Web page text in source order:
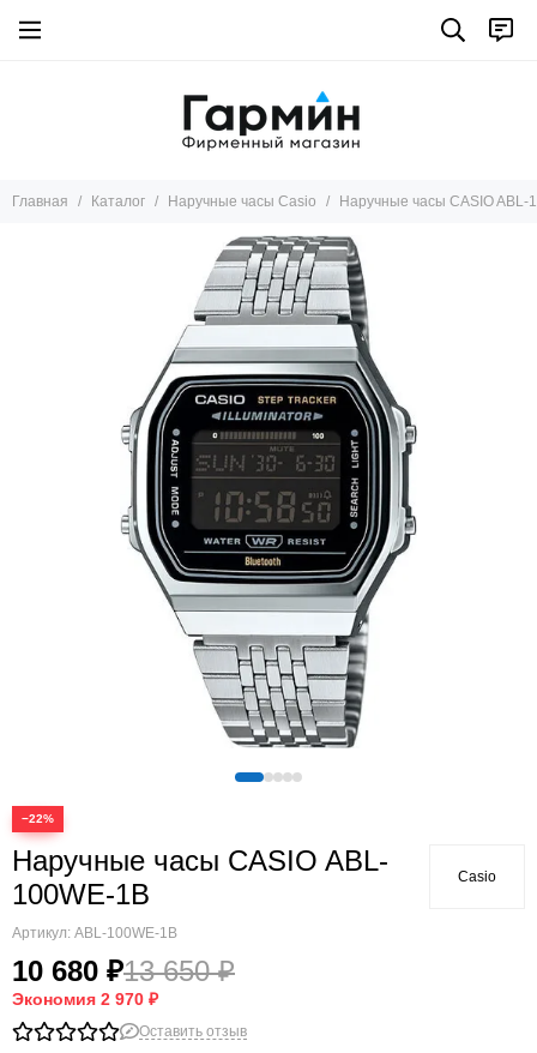
Главная Каталог Наручные часы Casio Наручные часы CASIO ABL-
−22%
Наручные часы CASIO ABL-
100WE-1B
Артикул: ABL-100WE-1B
10 680 ₽13 650 ₽
Экономия 2 970 ₽
Casio
Оставить отзыв